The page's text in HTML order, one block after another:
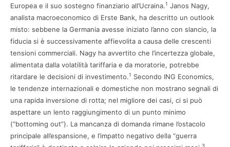
Europea e il suo sostegno finanziario all’Ucraina.1 Janos Nagy,
analista macroeconomico di Erste Bank, ha descritto un outlook
misto: sebbene la Germania avesse iniziato l’anno con slancio, la
fiducia si è successivamente affievolita a causa delle crescenti
tensioni commerciali. Nagy ha avvertito che l’incertezza globale,
alimentata dalla volatilità tariffaria e da moratorie, potrebbe
ritardare le decisioni di investimento.1 Secondo ING Economics,
le tendenze internazionali e domestiche non mostrano segnali di
una rapida inversione di rotta; nel migliore dei casi, ci si può
aspettare un lento raggiungimento di un punto minimo
(“bottoming out”). La mancanza di domanda rimane l’ostacolo
principale all’espansione, e l’impatto negativo della “guerra
3